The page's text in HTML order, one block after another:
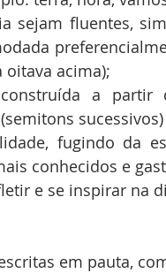
sejam fluentes,
oitava acima);
a partir
fugindo da
conhecidos e
e se inspirar na
em pauta,